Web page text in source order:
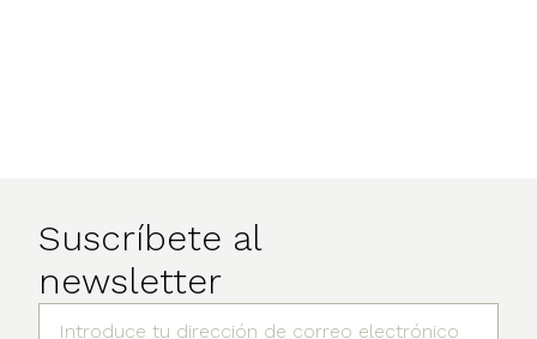
Suscríbete al
newsletter